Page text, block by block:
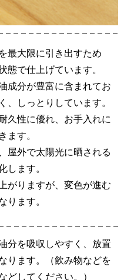
最大限に引き出すため
態で仕上げています。
成分が豊富に含まれてお
、しっとりしています。
久性に優れ、お手入れに
ます。
屋外で太陽光に晒される
します。
がりますが、変色が進む
ります。
分を吸収しやすく、放置
ります。（飲み物などを
どしてください。）